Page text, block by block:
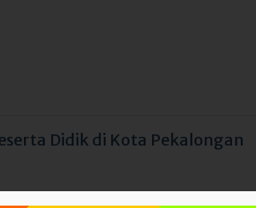
Didik di Kota Pekalongan